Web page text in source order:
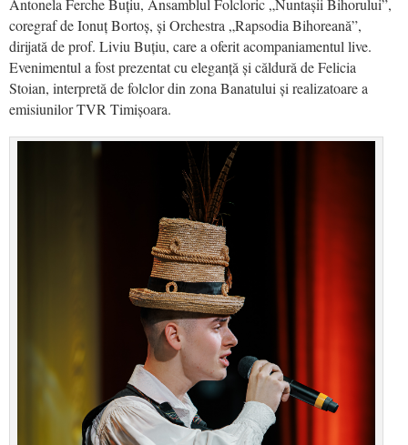
coregraf de Ionuț Bortoș, și Orchestra „Rapsodia Bihoreană”,
dirijată de prof. Liviu Buțiu, care a oferit acompaniamentul live.
Evenimentul a fost prezentat cu eleganță și căldură de Felicia
Stoian, interpretă de folclor din zona Banatului și realizatoare a
emisiunilor TVR Timișoara.